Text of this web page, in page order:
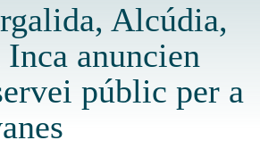
Alcúdia,
anuncien
públic per a